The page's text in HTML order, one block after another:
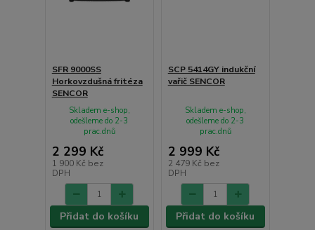
SFR 9000SS
Horkovzdušná fritéza
SENCOR
2 299 Kč
1 900 Kč bez
DPH
Skladem e-shop,
odešleme do 2-3
prac.dnů
Přidat do košíku
SCP 5414GY indukční
vařič SENCOR
2 999 Kč
2 479 Kč bez
DPH
Skladem e-shop,
odešleme do 2-3
prac.dnů
Přidat do košíku